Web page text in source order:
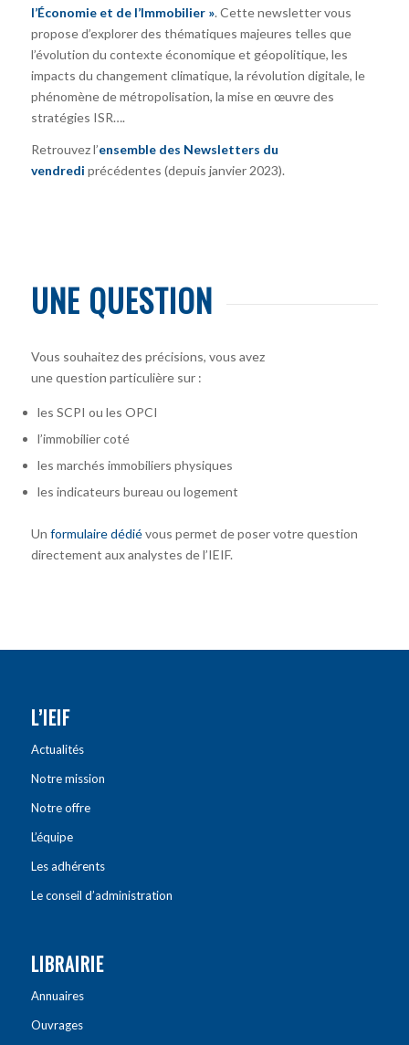
l’Économie et de l’Immobilier ». Cette newsletter vous
propose d’explorer des thématiques majeures telles que
l’évolution du contexte économique et géopolitique, les
impacts du changement climatique, la révolution digitale, le
phénomène de métropolisation, la mise en œuvre des
stratégies ISR….
Retrouvez l’ensemble des Newsletters du
vendredi précédentes (depuis janvier 2023).
UNE QUESTION
Vous souhaitez des précisions, vous avez
une question particulière sur :
les SCPI ou les OPCI
l’immobilier coté
les marchés immobiliers physiques
les indicateurs bureau ou logement
Un formulaire dédiévous permet de poser votre question
directement aux analystes de l’IEIF.
L’IEIF
Actualités
Notre mission
Notre offre
L’équipe
Les adhérents
Le conseil d’administration
LIBRAIRIE
Annuaires
Ouvrages